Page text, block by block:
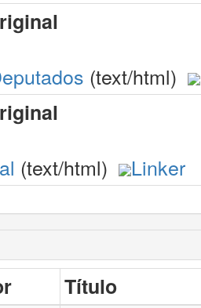
(text/html)
(text/html) Linker
Título